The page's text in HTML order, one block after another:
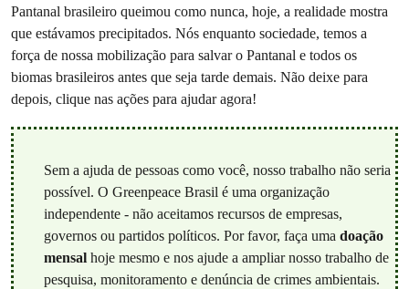
Pantanal brasileiro queimou como nunca, hoje, a realidade mostra
que estávamos precipitados. Nós enquanto sociedade, temos a
força de nossa mobilização para salvar o Pantanal e todos os
biomas brasileiros antes que seja tarde demais. Não deixe para
depois, clique nas ações para ajudar agora!
Sem a ajuda de pessoas como você, nosso trabalho não seria
possível. O Greenpeace Brasil é uma organização
independente - não aceitamos recursos de empresas,
governos ou partidos políticos. Por favor, faça uma doação
mensalhoje mesmo e nos ajude a ampliar nosso trabalho de
pesquisa, monitoramento e denúncia de crimes ambientais.